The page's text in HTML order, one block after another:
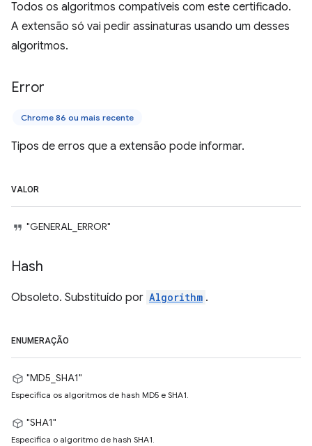
Todos os algoritmos compatíveis com este certificado.
A extensão só vai pedir assinaturas usando um desses
algoritmos.
Error
Chrome 86 ou mais recente
Tipos de erros que a extensão pode informar.
VALOR
"GENERAL_ERROR"
Hash
Obsoleto. Substituído por Algorithm .
ENUMERAÇÃO
"MD5_SHA1"
Especifica os algoritmos de hash MD5 e SHA1.
"SHA1"
Especifica o algoritmo de hash SHA1.